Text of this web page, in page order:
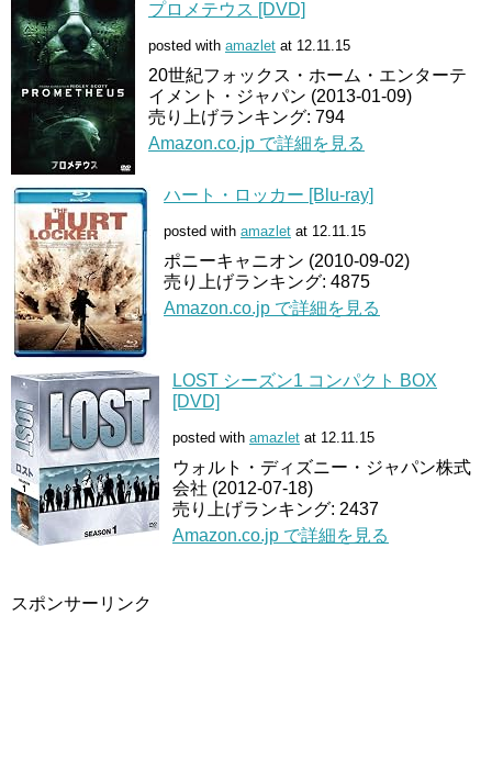
プロメテウス [DVD]
posted with amazlet at 12.11.15
20世紀フォックス・ホーム・エンターテ
イメント・ジャパン (2013-01-09)
売り上げランキング: 794
Amazon.co.jp で詳細を見る
ハート・ロッカー [Blu-ray]
posted with amazlet at 12.11.15
ポニーキャニオン (2010-09-02)
売り上げランキング: 4875
Amazon.co.jp で詳細を見る
LOST シーズン1 コンパクト BOX
[DVD]
posted with amazlet at 12.11.15
ウォルト・ディズニー・ジャパン株式
会社 (2012-07-18)
売り上げランキング: 2437
Amazon.co.jp で詳細を見る
スポンサーリンク